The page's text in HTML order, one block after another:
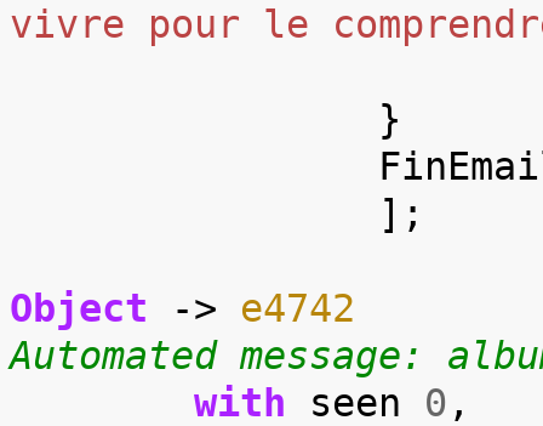
vivre pour le
}
];
Object ->
e4742
Automated message:
with
seen 0 ,